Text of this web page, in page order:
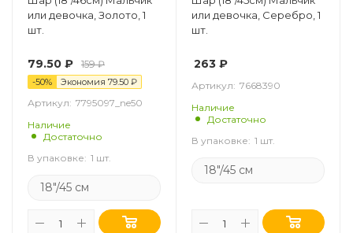
или девочка, Золото, 1
шт.
79.50 ₽ 159₽
-50% Экономия 79.50 ₽
Артикул: 7795097_ne50
Наличие
Достаточно
В упаковке: 1 шт.
18"/45 см
или девочка, Серебро, 1
шт.
263 ₽
Артикул: 7668390
Наличие
Достаточно
В упаковке: 1 шт.
18"/45 см